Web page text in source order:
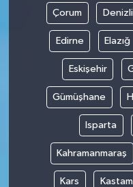
Çorum Denizli
Edirne Elazığ
Eskişehir
Gümüşhane
Isparta
Kahramanmaraş
Kars